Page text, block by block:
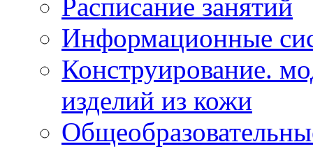
Расписание занятий
Информационные
Конструирование.
изделий из кожи